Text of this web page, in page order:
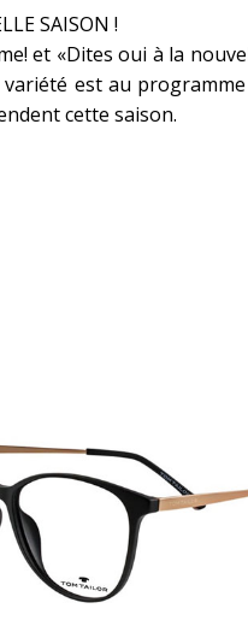
SAISON !
et «Dites oui à la
variété est au
cette saison.